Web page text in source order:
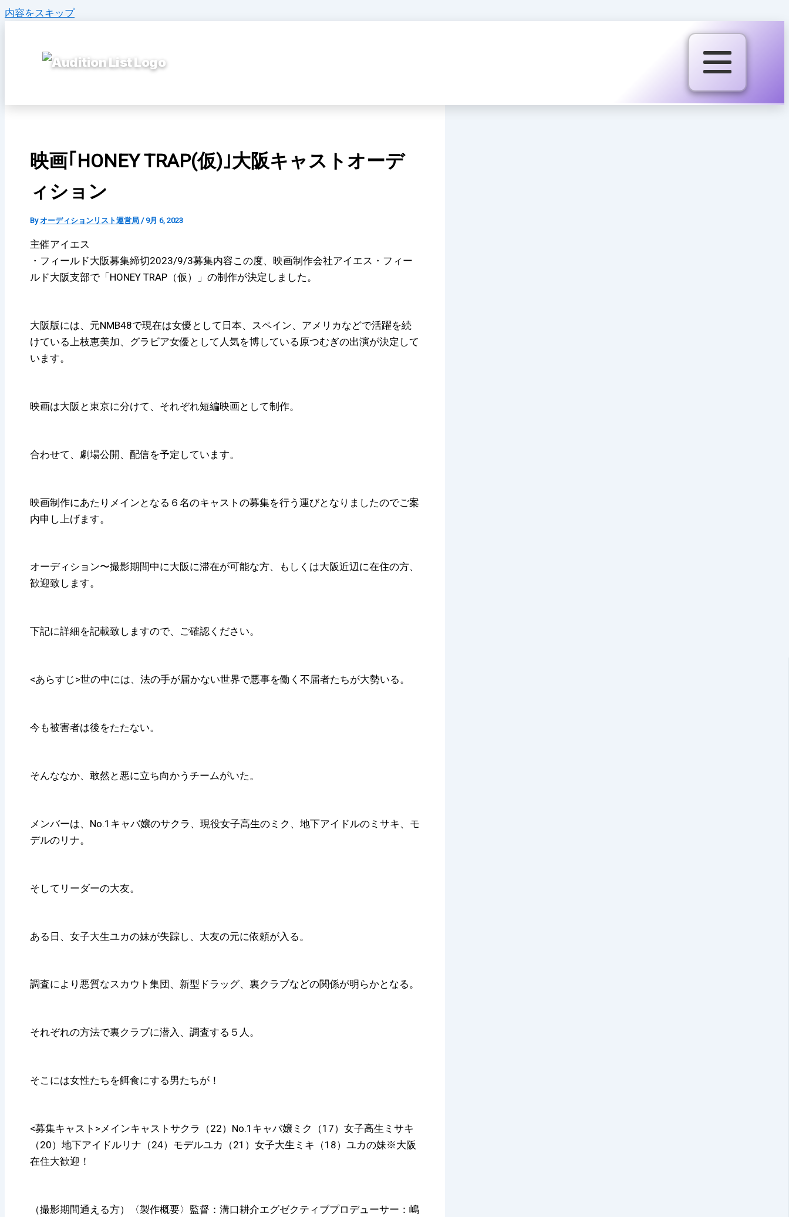
内容をスキップ
映画｢HONEY TRAP(仮)｣大阪キャストオーデ
ィション
Byオーディションリスト運営局 /9月 6, 2023
主催アイエス
・フィールド大阪募集締切2023/9/3募集内容この度、映画制作会社アイエス・フィー
ルド大阪支部で「HONEY TRAP（仮）」の制作が決定しました。
大阪版には、元NMB48で現在は女優として日本、スペイン、アメリカなどで活躍を続
けている上枝恵美加、グラビア女優として人気を博している原つむぎの出演が決定して
います。
映画は大阪と東京に分けて、それぞれ短編映画として制作。
合わせて、劇場公開、配信を予定しています。
映画制作にあたりメインとなる６名のキャストの募集を行う運びとなりましたのでご案
内申し上げます。
オーディション〜撮影期間中に大阪に滞在が可能な方、もしくは大阪近辺に在住の方、
歓迎致します。
下記に詳細を記載致しますので、ご確認ください。
<あらすじ>世の中には、法の手が届かない世界で悪事を働く不届者たちが大勢いる。
今も被害者は後をたたない。
そんななか、敢然と悪に立ち向かうチームがいた。
メンバーは、No.1キャバ嬢のサクラ、現役女子高生のミク、地下アイドルのミサキ、モ
デルのリナ。
そしてリーダーの大友。
ある日、女子大生ユカの妹が失踪し、大友の元に依頼が入る。
調査により悪質なスカウト集団、新型ドラッグ、裏クラブなどの関係が明らかとなる。
それぞれの方法で裏クラブに潜入、調査する５人。
そこには女性たちを餌食にする男たちが！
<募集キャスト>メインキャストサクラ（22）No.1キャバ嬢ミク（17）女子高生ミサキ
（20）地下アイドルリナ（24）モデルユカ（21）女子大生ミキ（18）ユカの妹※大阪
在住大歓迎！
（撮影期間通える方）〈製作概要〉監督：溝口耕介エグゼクティブプロデューサー：嶋